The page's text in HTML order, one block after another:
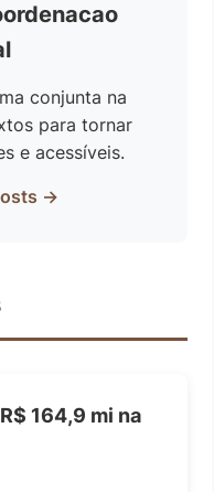
conjunta na
para tornar
e acessíveis.
→
164,9 mi na